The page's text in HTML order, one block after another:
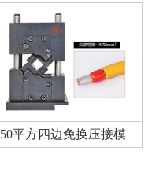
50平方四边免换压接模